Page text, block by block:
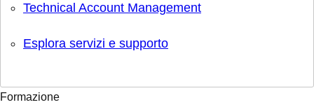
Technical Account Management
Esplora servizi e supporto
Formazione